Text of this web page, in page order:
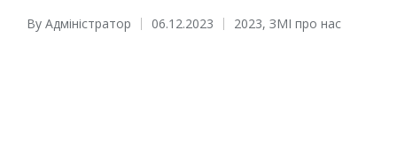
Posted
By Адміністратор 06.12.2023
Posted
2023, ЗМІ про нас